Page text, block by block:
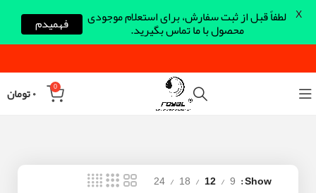
0 ۰تومان
Show
9
12
18
24
لطفاً قبل از ثبت سفارش، برای استعلام موجودی
محصول با ما تماس بگیرید. فهمیدم X